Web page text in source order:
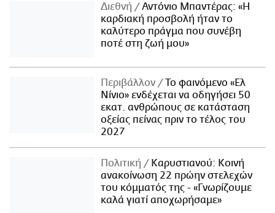
Διεθνή
Αντόνιο Μπαντέρας: «Η
καρδιακή προσβολή ήταν το
καλύτερο πράγμα που συνέβη
ποτέ στη ζωή μου»
Περιβάλλον
Το φαινόμενο «Ελ
Νίνιο» ενδέχεται να οδηγήσει 50
εκατ. ανθρώπους σε κατάσταση
οξείας πείνας πριν το τέλος του
2027
Πολιτική
Καρυστιανού: Κοινή
ανακοίνωση 22 πρώην στελεχών
του κόμματός της - «Γνωρίζουμε
καλά γιατί αποχωρήσαμε»